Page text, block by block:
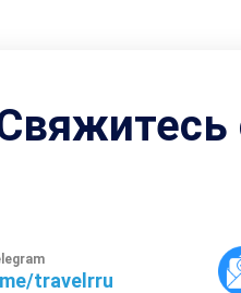
travelrru